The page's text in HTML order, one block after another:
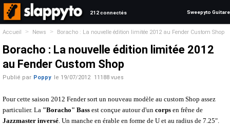
212 connectés Sweepyto Guitare
Accueil > News > Boracho : La nouvelle édition limitée 2012 au Fender Custom Shop
Boracho : La nouvelle édition limitée 2012
au Fender Custom Shop
Publié par Poppy le 19/07/2012 11188 vues
Pour cette saison 2012 Fender sort un nouveau modèle au custom Shop assez
particulier. La "Boracho" Bass est conçue autour d'un corps en frêne de
Jazzmaster inversé. Un manche en érable en forme de U et au radius de 7.25".